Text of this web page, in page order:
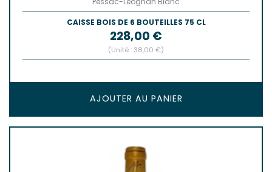
CAISSE BOIS DE 6 BOUTEILLES 75 CL
Prix
228,00 €
(Unité : 38,00 €)
AJOUTER AU PANIER